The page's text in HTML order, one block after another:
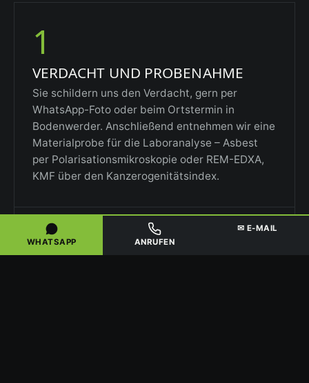
1
VERDACHT UND PROBENAHME
Sie schildern uns den Verdacht, gern per
WhatsApp-Foto oder beim Ortstermin in
Bodenwerder. Anschließend entnehmen wir eine
Materialprobe für die Laboranalyse – Asbest
per Polarisationsmikroskopie oder REM-EDXA,
KMF über den Kanzerogenitätsindex.
2
WHATSAPP ANRUFEN
✉ E-MAIL